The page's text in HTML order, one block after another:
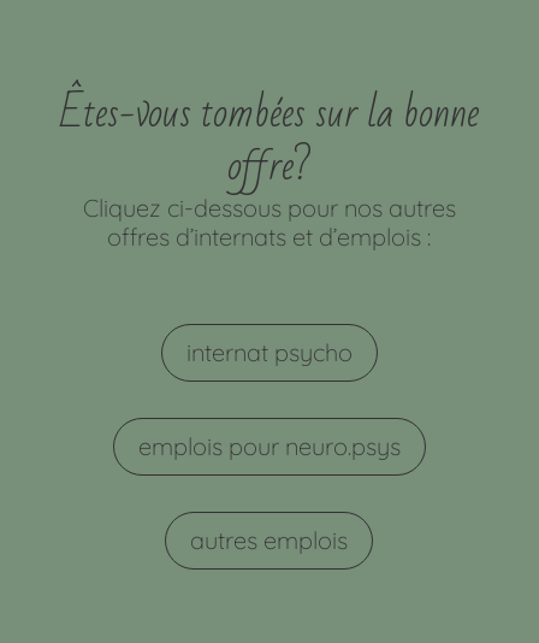
Êtes-vous tombées sur la bonne
offre?
Cliquez ci-dessous pour nos autres
offres d’internats et d’emplois :
internat psycho
emplois pour neuro.psys
autres emplois